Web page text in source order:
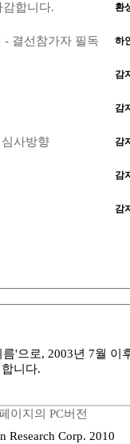
감합니다. 환
- 결선참가자 필독 하
감
감
사방향 감
감
감
'으로, 2003년 7월 이
니다.
이지의 PC버전
Research Corp. 2010